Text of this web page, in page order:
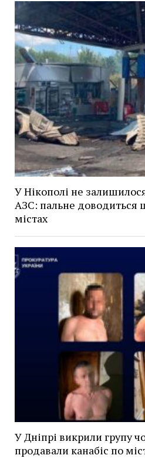
У Нікополі не
АЗС: пальне доводиться
містах
У Дніпрі викрили групу
продавали канабіс по